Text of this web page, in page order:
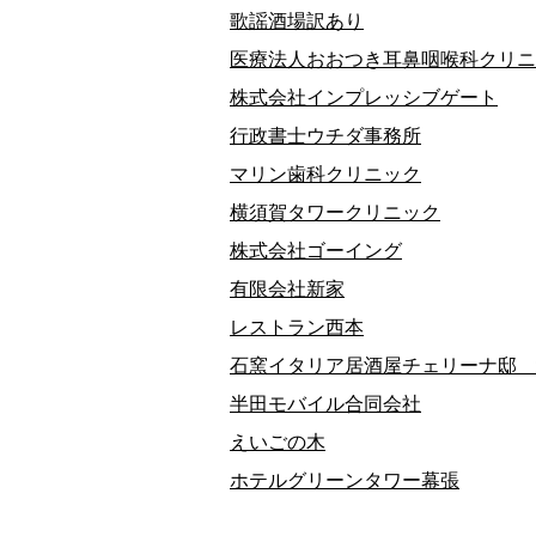
歌謡酒場訳あり
医療法人おおつき耳鼻咽喉科クリ
株式会社インプレッシブゲート
行政書士ウチダ事務所
マリン歯科クリニック
横須賀タワークリニック
株式会社ゴーイング
有限会社新家
レストラン西本
石窯イタリア居酒屋チェリーナ邸
半田モバイル合同会社
えいごの木
ホテルグリーンタワー幕張